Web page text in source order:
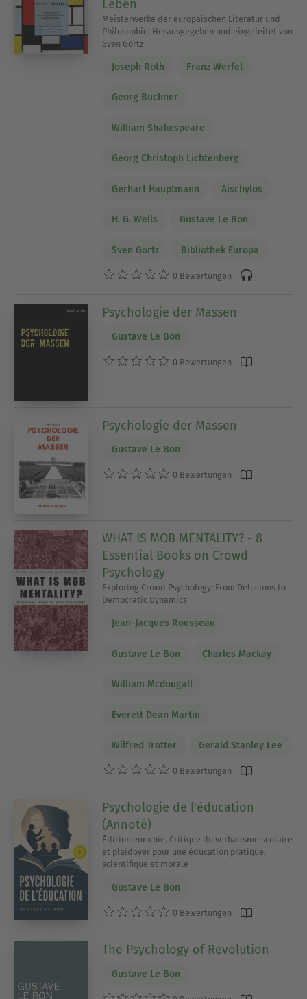
Leben
Meisterwerke der europäischen Literatur und
Philosophie. Herausgegeben und eingeleitet von
Sven Görtz
Joseph Roth Franz Werfel
Georg Büchner
William Shakespeare
Georg Christoph Lichtenberg
Gerhart Hauptmann Aischylos
H. G. Wells Gustave Le Bon
Sven Görtz Bibliothek Europa
0 Bewertungen
Psychologie der Massen
Gustave Le Bon
0 Bewertungen
Psychologie der Massen
Gustave Le Bon
0 Bewertungen
WHAT IS MOB MENTALITY? - 8
Essential Books on Crowd
Psychology
Exploring Crowd Psychology: From Delusions to
Democratic Dynamics
Jean-Jacques Rousseau
Gustave Le Bon Charles Mackay
William Mcdougall
Everett Dean Martin
Wilfred Trotter Gerald Stanley Lee
0 Bewertungen
Psychologie de l'éducation
(Annoté)
Édition enrichie. Critique du verbalisme scolaire
et plaidoyer pour une éducation pratique,
scientifique et morale
Gustave Le Bon
0 Bewertungen
The Psychology of Revolution
Gustave Le Bon